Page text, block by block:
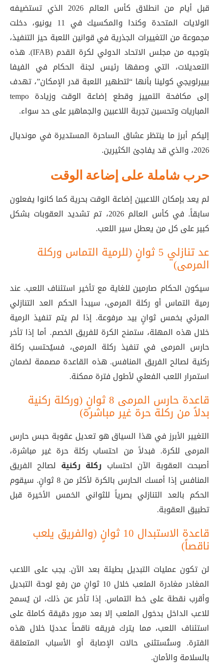
قبل أيام من انطلاق كأس العالم 2026 الذي تستضيفه
الولايات المتحدة وكندا والمكسيك في 11 يونيو، دخلت
مجموعة من التغييرات الجذرية في قوانين اللعبة حيز التنفيذ،
بتوجيه من مجلس الاتحاد الدولي لكرة القدم (IFAB). هذه
التعديلات، التي وصفها رئيس لجنة الحكام في الفيفا
بييرلويجي كولينا بأنها “لتطهير اللعبة قدر الإمكان”، تهدف
إلى مكافحة التمييز وقطع إضاعة الوقت وزيادة tempo
المباريات وتحسين تجربة اللاعبين والجماهير على حد سواء.
إليكم أبرز ما ينتظر عشاق الساحرة المستديرة في مونديال
2026، والذي قد يفاجئ الكثيرين.
حرب شاملة على إضاعة الوقت
لم يعد بإمكان اللاعبين إضاعة الوقت بحرية كما كانوا يفعلون
سابقاً. في كأس العالم 2026، تم تشديد العقوبات بشكل
كبير على كل من يعطل سير اللعب.
عد تنازلي 5 ثوانٍ (للرمية التماس وركلة
المرمى)
سيكون الحكام صارمين للغاية مع تأخير استئناف اللعب. عند
رمية التماس أو ركلة المرمى، سيبدأ الحكم العد التنازلي
المرئي بخمس ثوانٍ بيد مرفوعة. إذا لم يتم تنفيذ الرمية
خلال هذه المهلة، ستمنح الكرة للفريق الخصم. أما إذا تأخر
حارس المرمى في تنفيذ ركلة المرمى، فسيُحتسب ركلة
ركنية لصالح الفريق المنافس. هذه القاعدة مصممة لضمان
استمرار اللعب الفعلي لأطول فترة ممكنة.
قاعدة حارس المرمى 8 ثوانٍ (وركلة ركنية
بدلاً من ركلة حرة غير مباشرة)
التغيير الأبرز في هذا السياق هو تعديل عقوبة حبس حارس
المرمى للكرة. فبدلاً من احتساب ركلة حرة غير مباشرة،
أصبحت العقوبة الآن احتساب ركلة ركنية لصالح الفريق
المنافس إذا أمسك الحارس بالكرة لأكثر من 8 ثوانٍ
. سيقوم
الحكم بالعد التنازلي بصرياً للثواني الخمس الأخيرة قبل
تطبيق العقوبة.
قاعدة الاستبدال 10 ثوانٍ (والفريق يلعب
ناقصاً)
لن تكون عمليات التبديل بطيئة بعد الآن. يجب على اللاعب
المغادر مغادرة الملعب خلال 10 ثوانٍ من رفع لوحة التبديل
وأقرب نقطة على خط التماس. إذا تأخر عن ذلك، لن يُسمح
للاعب الداخل بدخول الملعب إلا بعد مرور دقيقة كاملة على
استئناف اللعب، مما يترك فريقه ناقصاً عدديًا خلال هذه
الفترة. وستُستثنى حالات الإصابة أو الأسباب المتعلقة
بالسلامة والأمان.